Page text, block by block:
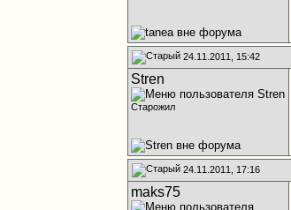
24.11.2011, 15:42
Stren
Старожил
24.11.2011, 17:16
maks75